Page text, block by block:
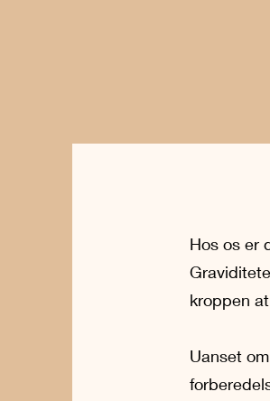
Hos os er
kroppen
Uanset